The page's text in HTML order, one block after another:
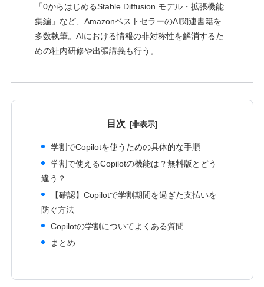
「0からはじめるStable Diffusion モデル・拡張機能
集編」など、AmazonベストセラーのAI関連書籍を
多数執筆。AIにおける情報の非対称性を解消するた
めの社内研修や出張講義も行う。
目次
学割でCopilotを使うための具体的な手順
学割で使えるCopilotの機能は？無料版とどう
違う？
【確認】Copilotで学割期間を過ぎた支払いを
防ぐ方法
Copilotの学割についてよくある質問
まとめ